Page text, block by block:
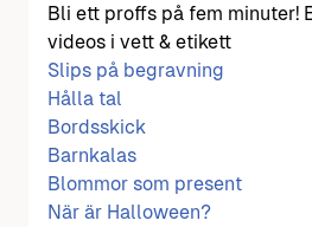
Bli ett proffs på fem minuter!
videos i vett & etikett
Slips på begravning
Hålla tal
Bordsskick
Barnkalas
Blommor som present
När är Halloween?